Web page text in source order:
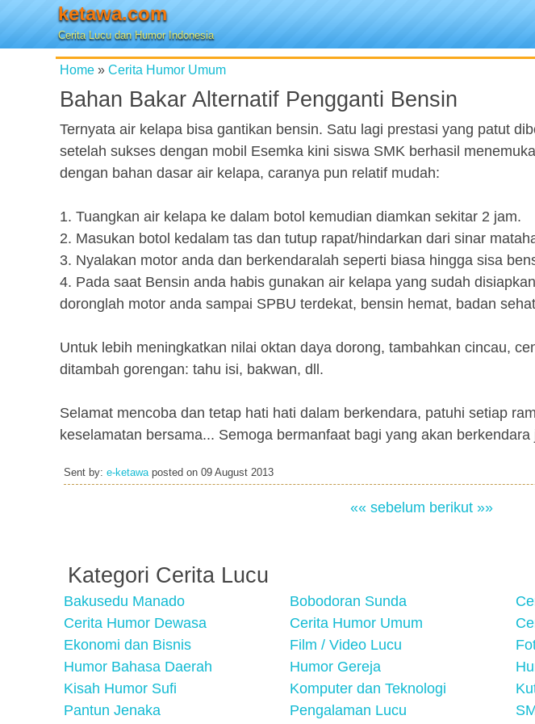
ketawa.com
Cerita Lucu dan Humor Indonesia
Home » Cerita Humor Umum
Bahan Bakar Alternatif Pengganti Bensin
Ternyata air kelapa bisa gantikan bensin. Satu lagi prestasi yang patut
setelah sukses dengan mobil Esemka kini siswa SMK berhasil
dengan bahan dasar air kelapa, caranya pun relatif mudah:
1. Tuangkan air kelapa ke dalam botol kemudian diamkan sekitar 2 jam.
2. Masukan botol kedalam tas dan tutup rapat/hindarkan dari sinar
3. Nyalakan motor anda dan berkendaralah seperti biasa hingga sisa
4. Pada saat Bensin anda habis gunakan air kelapa yang sudah
doronglah motor anda sampai SPBU terdekat, bensin hemat, badan
Untuk lebih meningkatkan nilai oktan daya dorong, tambahkan cincau,
ditambah gorengan: tahu isi, bakwan, dll.
Selamat mencoba dan tetap hati hati dalam berkendara, patuhi setiap
keselamatan bersama... Semoga bermanfaat bagi yang akan berkendara
Sent by: e-ketawaposted on 09 August 2013
«« sebelum berikut »»
Kategori Cerita Lucu
Bakusedu Manado Bobodoran Sunda
Cerita Humor Dewasa
Cerita Humor Umum
Ekonomi dan Bisnis
Film / Video Lucu
Humor Bahasa Daerah
Humor Gereja
Kisah Humor Sufi
Komputer dan Teknologi
Pantun Jenaka
Pengalaman Lucu